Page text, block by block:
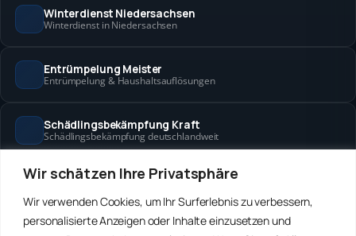
Wir schätzen Ihre Privatsphäre
Wir verwenden Cookies, um Ihr Surferlebnis zu verbessern,
personalisierte Anzeigen oder Inhalte einzusetzen und
Winterdienst Niedersachsen
Winterdienst in Niedersachsen
Entrümpelung Meister
Entrümpelung & Haushaltsauflösungen
Schädlingsbekämpfung Kraft
Schädlingsbekämpfung deutschlandweit
Hanse Objektservice